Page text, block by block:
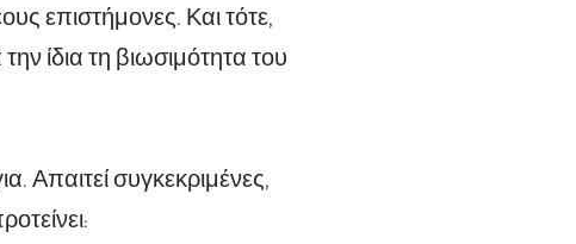
επιστήμονες. Και τότε,
ίδια τη βιωσιμότητα του
Απαιτεί συγκεκριμένες,